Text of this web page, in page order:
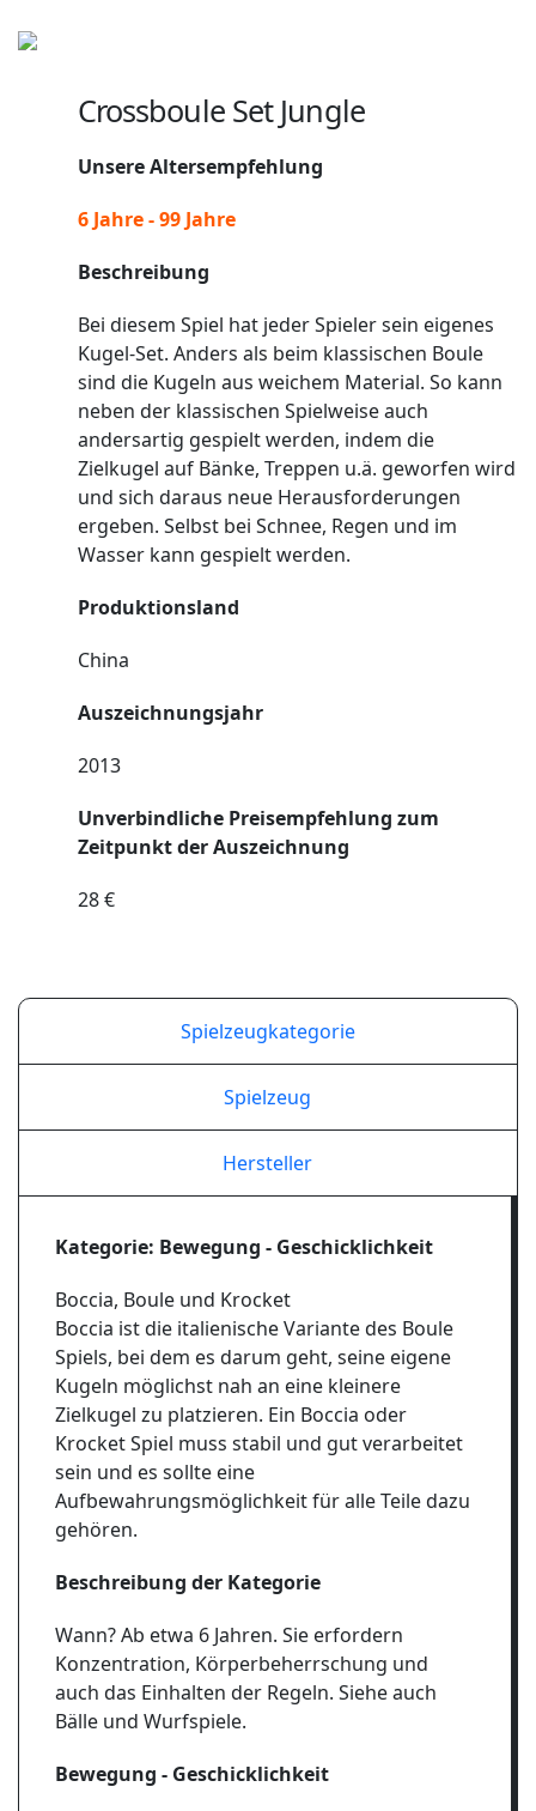
Crossboule Set Jungle
Unsere Altersempfehlung
6 Jahre - 99 Jahre
Beschreibung
Bei diesem Spiel hat jeder Spieler sein eigenes
Kugel-Set. Anders als beim klassischen Boule
sind die Kugeln aus weichem Material. So kann
neben der klassischen Spielweise auch
andersartig gespielt werden, indem die
Zielkugel auf Bänke, Treppen u.ä. geworfen wird
und sich daraus neue Herausforderungen
ergeben. Selbst bei Schnee, Regen und im
Wasser kann gespielt werden.
Produktionsland
China
Auszeichnungsjahr
2013
Unverbindliche Preisempfehlung zum
Zeitpunkt der Auszeichnung
28 €
Spielzeugkategorie
Spielzeug
Hersteller
Kategorie: Bewegung - Geschicklichkeit
Boccia, Boule und Krocket
Boccia ist die italienische Variante des Boule
Spiels, bei dem es darum geht, seine eigene
Kugeln möglichst nah an eine kleinere
Zielkugel zu platzieren. Ein Boccia oder
Krocket Spiel muss stabil und gut verarbeitet
sein und es sollte eine
Aufbewahrungsmöglichkeit für alle Teile dazu
gehören.
Beschreibung der Kategorie
Wann? Ab etwa 6 Jahren. Sie erfordern
Konzentration, Körperbeherrschung und
auch das Einhalten der Regeln. Siehe auch
Bälle und Wurfspiele.
Bewegung - Geschicklichkeit